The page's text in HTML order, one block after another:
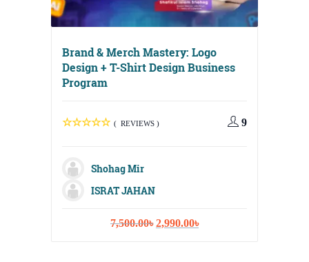
Brand & Merch Mastery: Logo
Design + T-Shirt Design Business
Program
( REVIEWS ) 9
Shohag Mir
ISRAT JAHAN
7,500.00৳ Original
2,990.00৳Current